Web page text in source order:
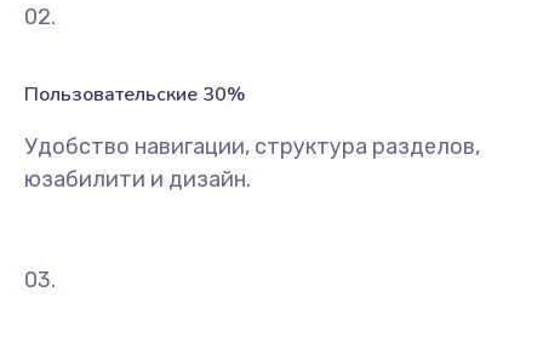
02.
Пользовательские 30%
Удобство навигации, структура разделов,
юзабилити и дизайн.
03.